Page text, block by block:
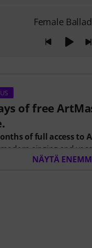
Female Ballad
of free
of full access to
singing and
singing techniques
NÄYTÄ